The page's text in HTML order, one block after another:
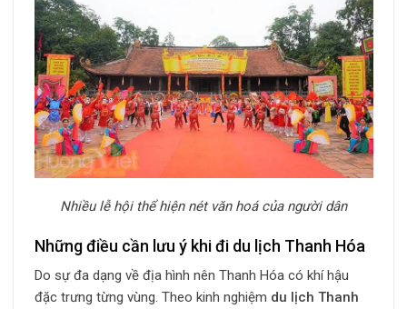
Nhiều lễ hội thể hiện nét văn hoá của người dân
Những điều cần lưu ý khi đi du lịch Thanh Hóa
Do sự đa dạng về địa hình nên Thanh Hóa có khí hậu
đặc trưng từng vùng. Theo kinh nghiệm du lịch Thanh